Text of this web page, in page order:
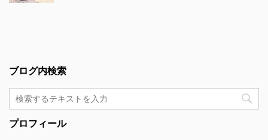
ブログ内検索
プロフィール